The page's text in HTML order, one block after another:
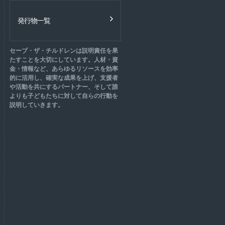
発行物一覧
セーブ・ザ・チルドレンは説明責任を果
たすことを大切にしています。人材・資
金・情報など、あらゆるリソースを効率
的に活用し、確実な成果を上げ、支援者
や活動を共にするパートナー、そして誰
よりも子どもたちに対して自らの行動を
説明していきます。